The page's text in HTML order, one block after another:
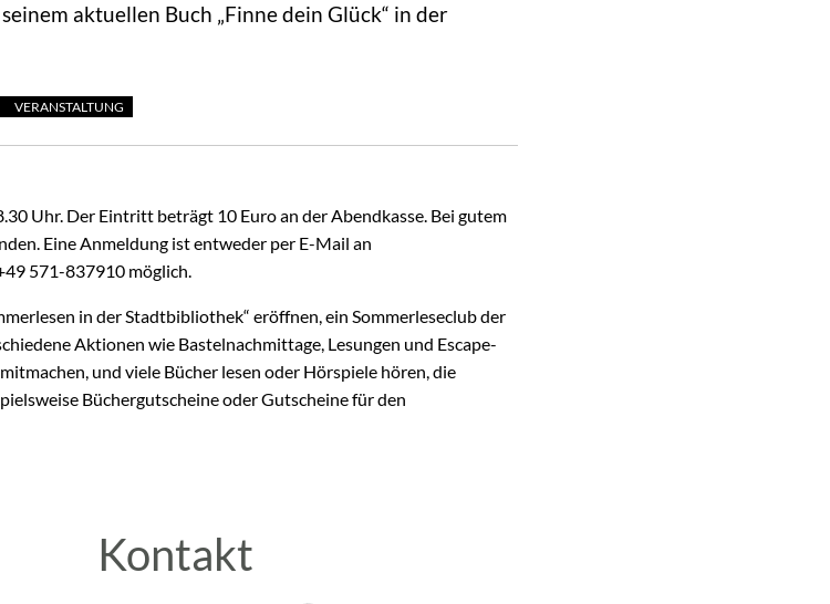
aktuellen Buch „Finne dein Glück“ in der
VERANSTALTUNG
Uhr. Der Eintritt beträgt 10 Euro an der Abendkasse. Bei gutem
Eine Anmeldung ist entweder per E-Mail an
571-837910 möglich.
in der Stadtbibliothek“ eröffnen, ein Sommerleseclub der
Aktionen wie Bastelnachmittage, Lesungen und Escape-
und viele Bücher lesen oder Hörspiele hören, die
Büchergutscheine oder Gutscheine für den
Kontakt